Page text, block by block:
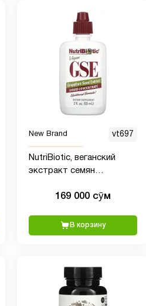
New Brand vt697
NutriBiotic, веганский
экстракт семян
концентрат, 59 мл
169 000 сӯм
В корзину